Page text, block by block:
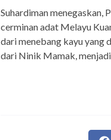
Suhardiman menegaskan,
cerminan adat Melayu
dari menebang kayu yang
dari Ninik Mamak,